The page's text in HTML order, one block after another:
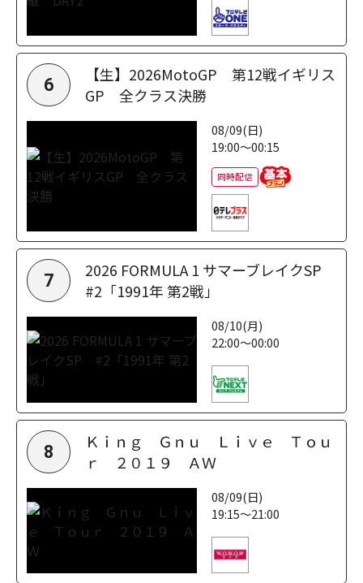
6
【生】2026MotoGP 第12戦イギリス
GP 全クラス決勝
08/09(日)
19:00～00:15
同時配信
7
2026 FORMULA 1 サマーブレイクSP
#2「1991年 第2戦」
08/10(月)
22:00～00:00
8
Ｋｉｎｇ Ｇｎｕ Ｌｉｖｅ Ｔｏｕ
ｒ ２０１９ ＡＷ
08/09(日)
19:15～21:00